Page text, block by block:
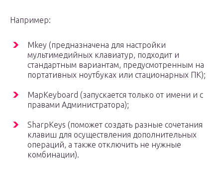
Например:
Mkey (предназначена для настройки
мультимедийных клавиатур, подходит и
стандартным вариантам, предусмотренным на
портативных ноутбуках или стационарных ПК);
MapKeyboard (запускается только от имени и с
правами Администратора);
SharpKeys (поможет создать разные сочетания
клавиш для осуществления дополнительных
операций, а также отключить не нужные
комбинации).